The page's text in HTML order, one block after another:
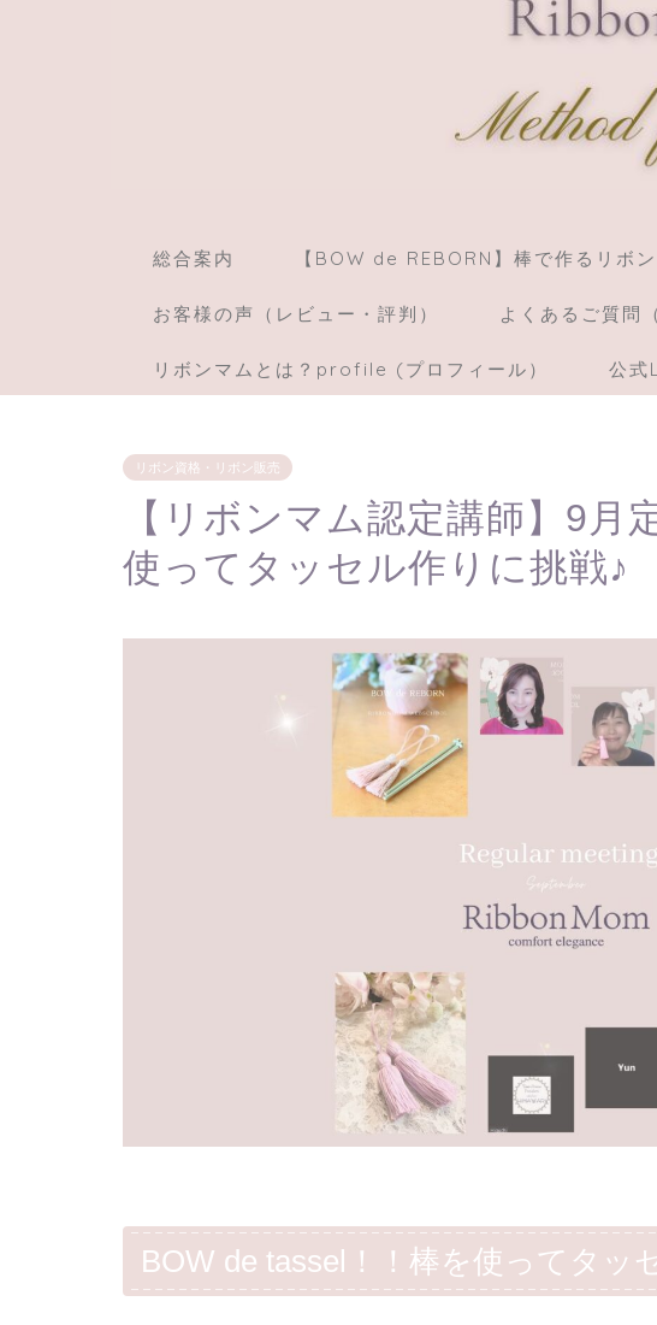
総合案内 【BOW de REBORN】棒で作るリボ
お客様の声（レビュー・評判） よくあるご質問
リボンマムとは？profile (プロフィール） 公式
リボン資格・リボン販売
【リボンマム認定講師】9月
使ってタッセル作りに挑戦♪
BOW de tassel！！棒を使ってタッ